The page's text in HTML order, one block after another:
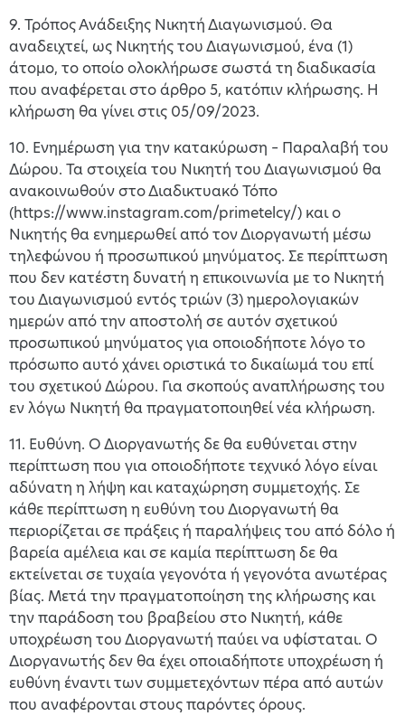
9. Τρόπος Ανάδειξης Νικητή Διαγωνισμού. Θα
αναδειχτεί, ως Νικητής του Διαγωνισμού, ένα (1)
άτομο, το οποίο ολοκλήρωσε σωστά τη διαδικασία
που αναφέρεται στο άρθρο 5, κατόπιν κλήρωσης. Η
κλήρωση θα γίνει στις 05/09/2023.
10. Ενημέρωση για την κατακύρωση – Παραλαβή του
Δώρου. Τα στοιχεία του Νικητή του Διαγωνισμού θα
ανακοινωθούν στο Διαδικτυακό Τόπο
(https://www.instagram.com/primetelcy/) και ο
Nικητής θα ενημερωθεί από τον Διοργανωτή μέσω
τηλεφώνου ή προσωπικού μηνύματος. Σε περίπτωση
που δεν κατέστη δυνατή η επικοινωνία με το Nικητή
του Διαγωνισμού εντός τριών (3) ημερολογιακών
ημερών από την αποστολή σε αυτόν σχετικού
προσωπικού μηνύματος για οποιοδήποτε λόγο το
πρόσωπο αυτό χάνει οριστικά το δικαίωμά του επί
του σχετικού Δώρου. Για σκοπούς αναπλήρωσης του
εν λόγω Νικητή θα πραγματοποιηθεί νέα κλήρωση.
11. Ευθύνη. Ο Διοργανωτής δε θα ευθύνεται στην
περίπτωση που για οποιοδήποτε τεχνικό λόγο είναι
αδύνατη η λήψη και καταχώρηση συμμετοχής. Σε
κάθε περίπτωση η ευθύνη του Διοργανωτή θα
περιορίζεται σε πράξεις ή παραλήψεις του από δόλο ή
βαρεία αμέλεια και σε καμία περίπτωση δε θα
εκτείνεται σε τυχαία γεγονότα ή γεγονότα ανωτέρας
βίας. Μετά την πραγματοποίηση της κλήρωσης και
την παράδοση του βραβείου στο Νικητή, κάθε
υποχρέωση του Διοργανωτή παύει να υφίσταται. Ο
Διοργανωτής δεν θα έχει οποιαδήποτε υποχρέωση ή
ευθύνη έναντι των συμμετεχόντων πέρα από αυτών
που αναφέρονται στους παρόντες όρους.